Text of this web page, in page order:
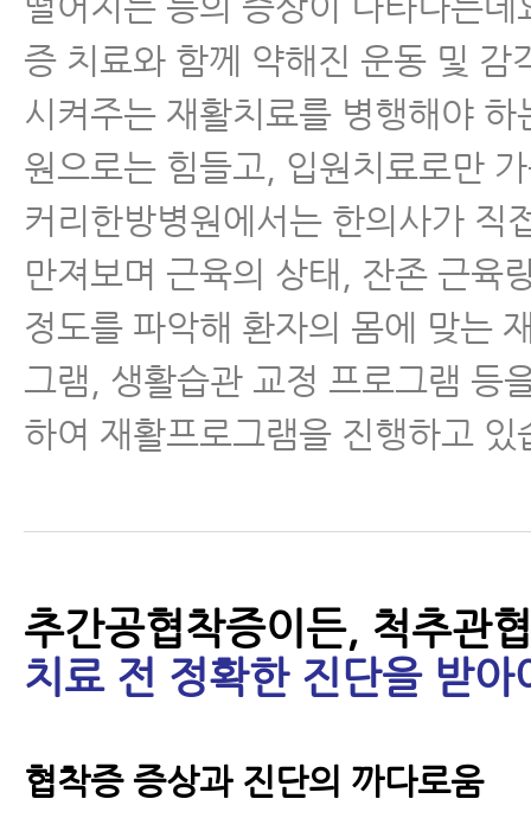
증 치료와 함께 약해진 운동 및 감
시켜주는 재활치료를 병행해야 하
원으로는 힘들고, 입원치료로만
커리한방병원에서는 한의사가 직
만져보며 근육의 상태, 잔존 근육
정도를 파악해 환자의 몸에 맞는
그램, 생활습관 교정 프로그램 등
하여 재활프로그램을 진행하고 있
추간공협착증이든, 척추관
치료 전 정확한 진단을 받아
협착증 증상과 진단의 까다로움